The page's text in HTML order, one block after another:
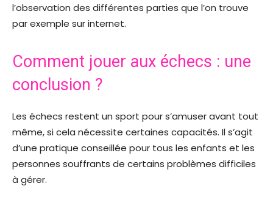
l’observation des différentes parties que l’on trouve
par exemple sur internet.
Comment jouer aux échecs : une
conclusion ?
Les échecs restent un sport pour s’amuser avant tout
même, si cela nécessite certaines capacités. Il s’agit
d’une pratique conseillée pour tous les enfants et les
personnes souffrants de certains problèmes difficiles
à gérer.